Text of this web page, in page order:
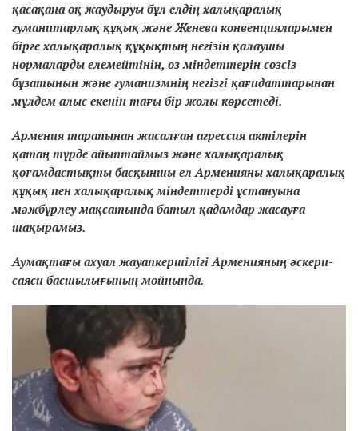
қасақана оқ жаудыруы бұл елдің халықаралық
гуманитарлық құқық және Женева конвенцияларымен
бірге халықаралық құқықтың негізін қалаушы
нормаларды елемейтінін, өз міндеттерін сөзсіз
бұзатынын және гуманизмнің негізгі қағидаттарынан
мүлдем алыс екенін тағы бір жолы көрсетеді.
Армения тарапынан жасалған агрессия актілерін
қатаң түрде айыптаймыз және халықаралық
қоғамдастықты басқыншы ел Арменияны халықаралық
құқық пен халықаралық міндеттерді ұстануына
мәжбүрлеу мақсатында батыл қадамдар жасауға
шақырамыз.
Аумақтағы ахуал жауапкершілігі Арменияның әскери-
саяси басшылығының мойнында.